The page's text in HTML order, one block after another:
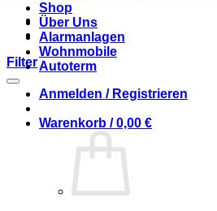
Shop
Über Uns
Alarmanlagen
Wohnmobile
Autoterm
Anmelden / Registrieren
Warenkorb /0,00 €
Filter